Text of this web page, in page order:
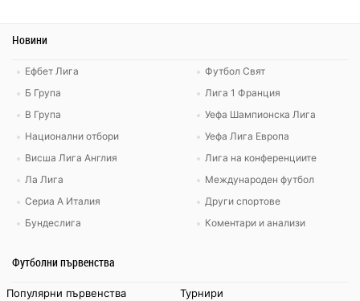
Новини
Ефбет Лига
Б Група
В Група
Национални отбори
Висша Лига Англия
Ла Лига
Сериа А Италия
Бундеслига
Футбол Свят
Лига 1 Франция
Уефа Шампионска Лига
Уефа Лига Европа
Лига на конференциите
Международен футбол
Други спортове
Коментари и анализи
Футболни първенства
Популярни първенства Турнири